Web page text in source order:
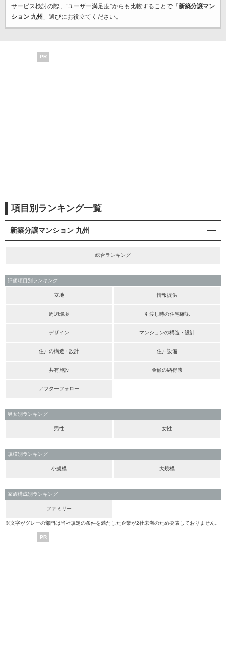
サービス検討の際、“ユーザー満足度”からも比較することで「 新築分譲マン
ション 九州 」選びにお役立てください。
PR
項目別ランキング一覧
新築分譲マンション 九州
総合ランキング
評価項目別ランキング
立地 情報提供
周辺環境 引渡し時の住宅確認
デザイン マンションの構造・設計
住戸の構造・設計 住戸設備
共有施設 金額の納得感
アフターフォロー
男女別ランキング
男性 女性
規模別ランキング
小規模 大規模
家族構成別ランキング
ファミリー
※文字がグレーの部門は当社規定の条件を満たした企業が2社未満のため発表しておりません。
PR